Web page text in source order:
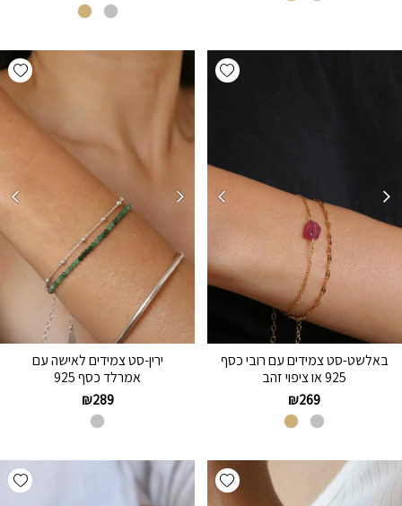
Add wishlist
באלשט-סט צמידים עם רובי כסף
925 או ציפוי זהב
₪269
ירין-סט צמידים לאישה עם
אמרלד כסף 925
₪289
Add wishlist